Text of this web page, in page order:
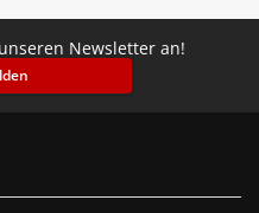
Newsletter an!